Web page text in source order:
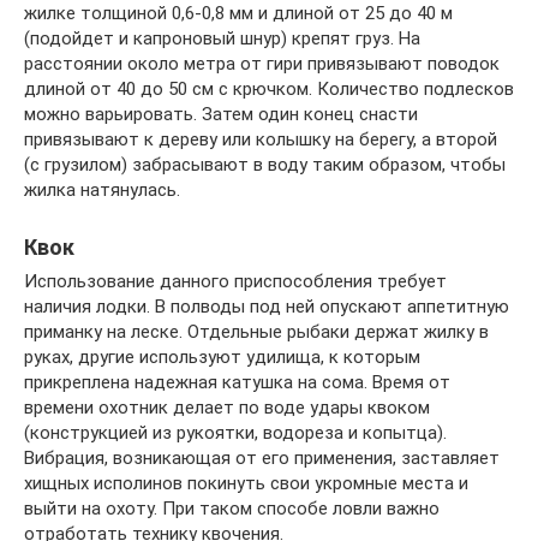
жилке толщиной 0,6-0,8 мм и длиной от 25 до 40 м
(подойдет и капроновый шнур) крепят груз. На
расстоянии около метра от гири привязывают поводок
длиной от 40 до 50 см с крючком. Количество подлесков
можно варьировать. Затем один конец снасти
привязывают к дереву или колышку на берегу, а второй
(с грузилом) забрасывают в воду таким образом, чтобы
жилка натянулась.
Квок
Использование данного приспособления требует
наличия лодки. В полводы под ней опускают аппетитную
приманку на леске. Отдельные рыбаки держат жилку в
руках, другие используют удилища, к которым
прикреплена надежная катушка на сома. Время от
времени охотник делает по воде удары квоком
(конструкцией из рукоятки, водореза и копытца).
Вибрация, возникающая от его применения, заставляет
хищных исполинов покинуть свои укромные места и
выйти на охоту. При таком способе ловли важно
отработать технику квочения.